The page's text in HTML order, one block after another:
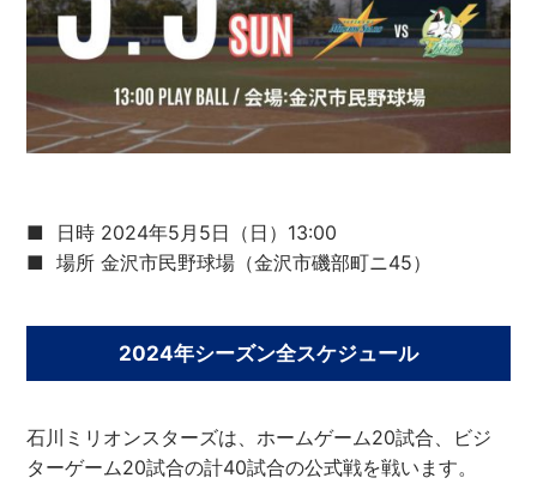
■ 日時 2024年5月5日（日）13:00
■ 場所 金沢市民野球場（金沢市磯部町ニ45）
2024年シーズン全スケジュール
石川ミリオンスターズは、ホームゲーム20試合、ビジ
ターゲーム20試合の計40試合の公式戦を戦います。